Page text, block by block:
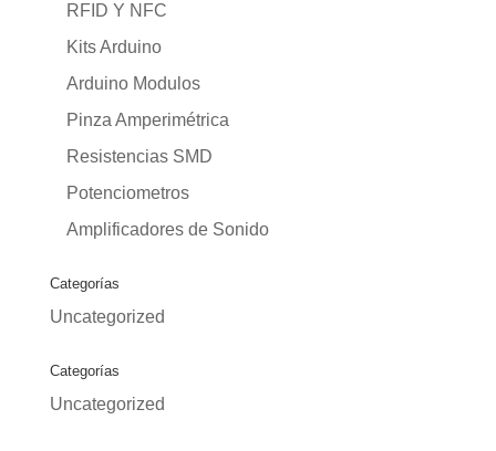
RFID Y NFC
Kits Arduino
Arduino Modulos
Pinza Amperimétrica
Resistencias SMD
Potenciometros
Amplificadores de Sonido
Categorías
Uncategorized
Categorías
Uncategorized